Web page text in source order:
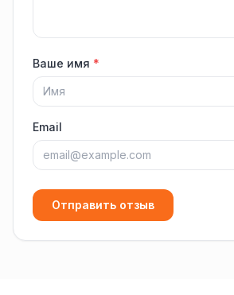
Ваше имя *
Email
Отправить отзыв